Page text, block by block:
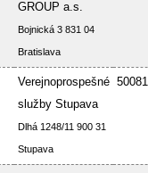
GROUP a.s.
Bojnická 3 831 04
Bratislava
Verejnoprospešné
služby Stupava
Dlhá 1248/11 900 31
Stupava